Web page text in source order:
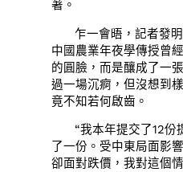
著。
乍一會晤，記者發
中國農業年夜學傳授曾
的圓臉，而是釀成了一
過一場沉痾，但沒想到
竟不知若何啟齒。
“我本年提交了12份
了一份。受中東局面影
卻面對跌價，我對這個